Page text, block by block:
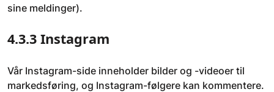
sine meldinger).
4.3.3 Instagram
Vår Instagram-side inneholder bilder og -videoer til
markedsføring, og Instagram-følgere kan kommentere.